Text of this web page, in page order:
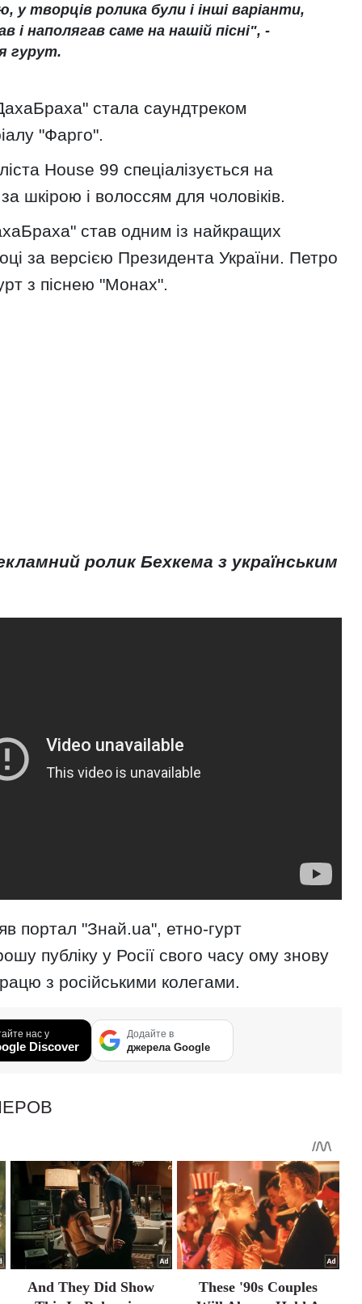
у творців ролика були і інші варіанти,
і наполягав саме на нашій пісні", -
гурут.
стала саундтреком
"Фарго".
House 99 спеціалізується на
шкірою і волоссям для чоловіків.
став одним із найкращих
за версією Президента України. Петро
з піснею "Монах".
ролик Бехкема з українським
портал "Знай.ua", етно-гурт
публіку у Росії свого часу ому знову
з російськими колегами.
нас у
Discover
Додайте в
джерела Google
And They Did Show
These '90s Couples